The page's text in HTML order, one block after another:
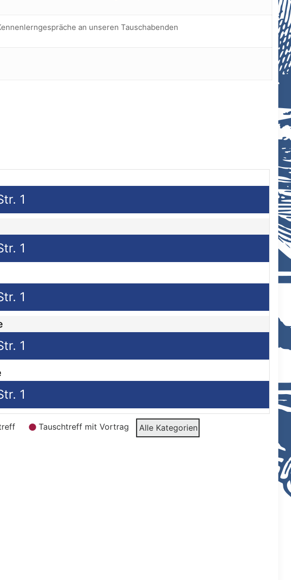
an unseren Tauschabenden
Große Str. 1
Große Str. 1
Große Str. 1
Große Str. 1
Große Str. 1
Tauschtreff mit Vortrag
Alle Kategorien